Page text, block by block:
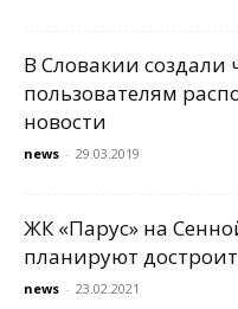
В Словакии создали
пользователям
новости
news - 29.03.2019
ЖК «Парус» на
планируют
news - 23.02.2021